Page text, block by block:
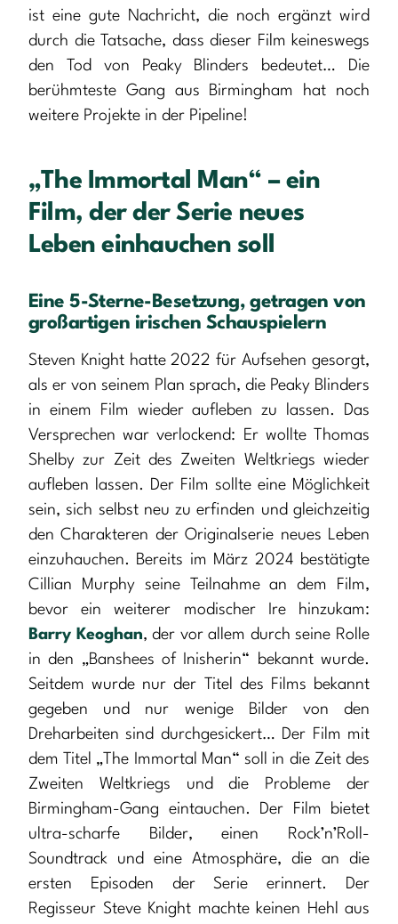
ist eine gute Nachricht, die noch ergänzt wird
durch die Tatsache, dass dieser Film keineswegs
den Tod von Peaky Blinders bedeutet… Die
berühmteste Gang aus Birmingham hat noch
weitere Projekte in der Pipeline!
„The Immortal Man“ – ein
Film, der der Serie neues
Leben einhauchen soll
Eine 5-Sterne-Besetzung, getragen von
großartigen irischen Schauspielern
Steven Knight hatte 2022 für Aufsehen gesorgt,
als er von seinem Plan sprach, die Peaky Blinders
in einem Film wieder aufleben zu lassen. Das
Versprechen war verlockend: Er wollte Thomas
Shelby zur Zeit des Zweiten Weltkriegs wieder
aufleben lassen. Der Film sollte eine Möglichkeit
sein, sich selbst neu zu erfinden und gleichzeitig
den Charakteren der Originalserie neues Leben
einzuhauchen. Bereits im März 2024 bestätigte
Cillian Murphy seine Teilnahme an dem Film,
bevor ein weiterer modischer Ire hinzukam:
Barry Keoghan, der vor allem durch seine Rolle
in den „Banshees of Inisherin“ bekannt wurde.
Seitdem wurde nur der Titel des Films bekannt
gegeben und nur wenige Bilder von den
Dreharbeiten sind durchgesickert… Der Film mit
dem Titel „The Immortal Man“ soll in die Zeit des
Zweiten Weltkriegs und die Probleme der
Birmingham-Gang eintauchen. Der Film bietet
ultra-scharfe Bilder, einen Rock’n’Roll-
Soundtrack und eine Atmosphäre, die an die
ersten Episoden der Serie erinnert. Der
Regisseur Steve Knight machte keinen Hehl aus